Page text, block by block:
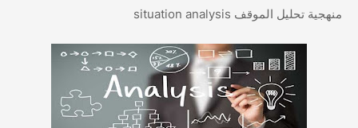
منهجية تحليل الموقف situation analysis